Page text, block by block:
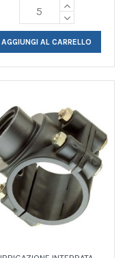
AGGIUNGI AL CARRELLO